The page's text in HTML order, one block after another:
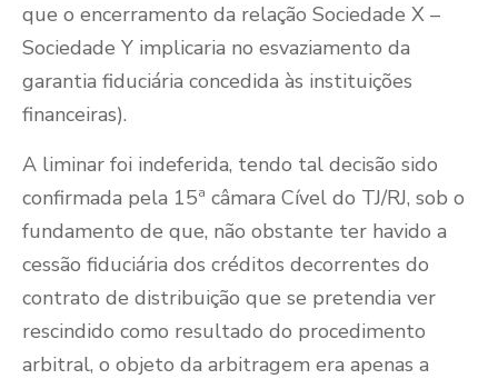
que o encerramento da relação Sociedade X –
Sociedade Y implicaria no esvaziamento da
garantia fiduciária concedida às instituições
financeiras).
A liminar foi indeferida, tendo tal decisão sido
confirmada pela 15ª câmara Cível do TJ/RJ, sob o
fundamento de que, não obstante ter havido a
cessão fiduciária dos créditos decorrentes do
contrato de distribuição que se pretendia ver
rescindido como resultado do procedimento
arbitral, o objeto da arbitragem era apenas a